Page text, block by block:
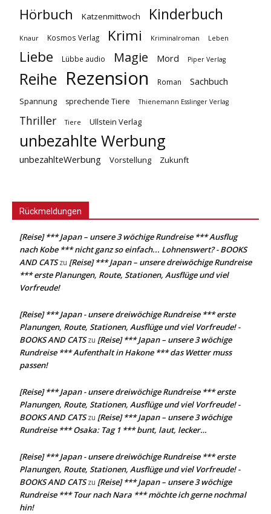
Hörbuch Katzenmittwoch Kinderbuch
Knaur Kosmos Verlag Krimi Kriminalroman Leben
Liebe Lübbe audio Magie Mord Piper Verlag
Reihe Rezension Roman Sachbuch
Spannung sprechende Tiere Thienemann Esslinger Verlag
Thriller Tiere Ullstein Verlag
unbezahlte Werbung
unbezahlteWerbung Vorstellung Zukunft
Rückmeldungen
[Reise] *** Japan – unsere 3 wöchige Rundreise *** Ausflug
nach Kobe *** nicht ganz so einfach... Lohnenswert? - BOOKS
AND CATSzu [Reise] *** Japan – unsere dreiwöchige Rundreise
*** erste Planungen, Route, Stationen, Ausflüge und viel
Vorfreude!
[Reise] *** Japan - unsere dreiwöchige Rundreise *** erste
Planungen, Route, Stationen, Ausflüge und viel Vorfreude! -
BOOKS AND CATSzu [Reise] *** Japan – unsere 3 wöchige
Rundreise *** Aufenthalt in Hakone *** das Wetter muss
passen!
[Reise] *** Japan - unsere dreiwöchige Rundreise *** erste
Planungen, Route, Stationen, Ausflüge und viel Vorfreude! -
BOOKS AND CATSzu [Reise] *** Japan – unsere 3 wöchige
Rundreise *** Osaka: Tag 1 *** bunt, laut, lecker…
[Reise] *** Japan - unsere dreiwöchige Rundreise *** erste
Planungen, Route, Stationen, Ausflüge und viel Vorfreude! -
BOOKS AND CATSzu [Reise] *** Japan – unsere 3 wöchige
Rundreise *** Tour nach Nara *** möchte ich gerne nochmal
hin!